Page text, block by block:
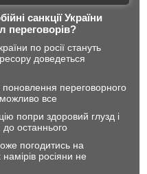
санкції України
переговорів?
по росії стануть
доведеться
поновлення переговорного
все
попри здоровий глузд і
останнього
погодитись на
росіяни не